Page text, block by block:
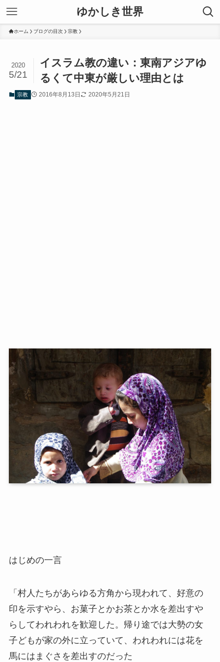
ゆかしき世界
ホーム ブログの目次 宗教
イスラム教の違い：東南アジアゆ
るくて中東が厳しい理由とは
2020
5/21
宗教 2016年8月13日 2020年5月21日
はじめの一言
「村人たちがあらゆる方角から現われて、好意の
印を示すやら、お菓子とかお茶とか水を差出すや
らしてわれわれを歓迎した。帰り途では大勢の女
子どもが家の外に立っていて、われわれには花を
馬にはまぐさを差出すのだった